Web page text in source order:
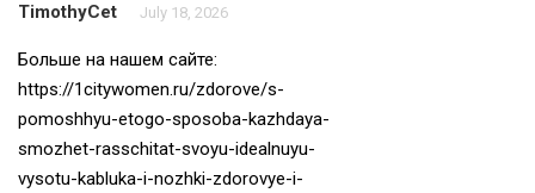
TimothyCet July 18, 2026
Больше на нашем сайте:
https://1citywomen.ru/zdorove/s-
pomoshhyu-etogo-sposoba-kazhdaya-
smozhet-rasschitat-svoyu-idealnuyu-
vysotu-kabluka-i-nozhki-zdorovye-i-